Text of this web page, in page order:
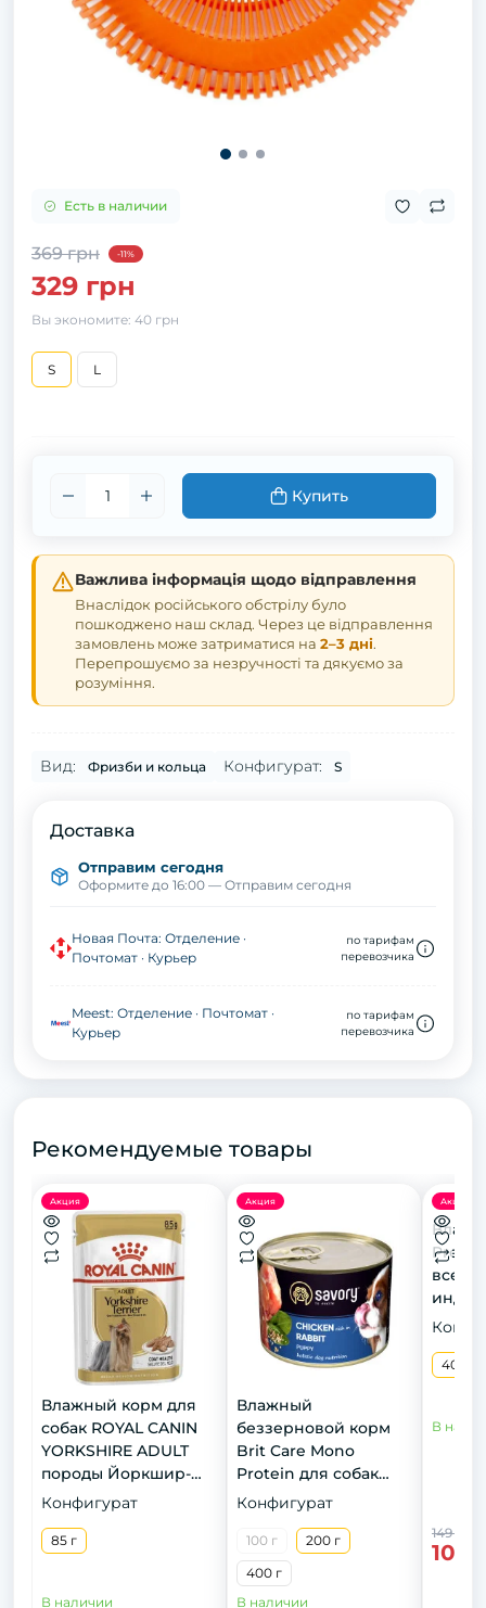
Есть в наличии
369 грн -11%
329 грн
Вы экономите: 40 грн
S L
Купить
Важлива інформація щодо відправлення
Внаслідок російського обстрілу було
пошкоджено наш склад. Через це відправлення
замовлень може затриматися на 2–3 дні.
Перепрошуємо за незручності та дякуємо за
розуміння.
Вид: Фризби и кольца Конфигурат: S
Доставка
Отправим сегодня
Оформите до 16:00 — Отправим сегодня
Новая Почта: Отделение ·
Почтомат · Курьер
по тарифам
перевозчика
Meest: Отделение · Почтомат ·
Курьер
по тарифам
перевозчика
Рекомендуемые товары
Акция
Влажный корм для
собак ROYAL CANIN
YORKSHIRE ADULT
породы Йоркшир-
терьер, 85 г
Конфигурат
85 г
В наличии
Акция
Влажный
беззерновой корм
Brit Care Mono
Protein для собак
всех пород, с
Конфигурат
100 г
200 г
400 г
В наличии
Акция
всех
400 г
В
149 грн
109